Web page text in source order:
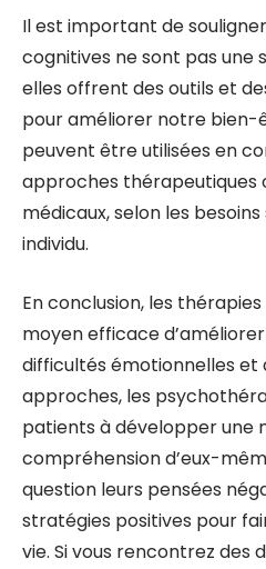
Il est important de
cognitives ne sont pas une
elles offrent des outils et
pour améliorer notre bien-
peuvent être utilisées en
approches thérapeutiques
médicaux, selon les
individu.
En conclusion, les
moyen efficace
difficultés émotionnelles et
approches, les
patients à développer une
compréhension d’eux-
question leurs pensées
stratégies positives pour
vie. Si vous rencontrez des